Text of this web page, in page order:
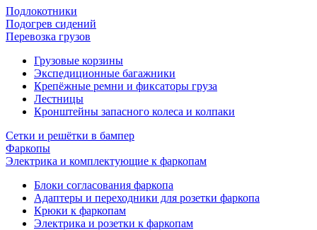
Подлокотники
Подогрев сидений
Перевозка грузов
Грузовые корзины
Экспедиционные багажники
Крепёжные ремни и фиксаторы груза
Лестницы
Кронштейны запасного колеса и колпаки
Сетки и решётки в бампер
Фаркопы
Электрика и комплектующие к фаркопам
Блоки согласования фаркопа
Адаптеры и переходники для розетки фаркопа
Крюки к фаркопам
Электрика и розетки к фаркопам